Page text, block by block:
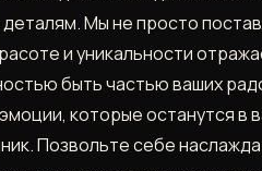
Мы не просто
и уникальности
быть частью ваших
которые останутся
Позвольте себе